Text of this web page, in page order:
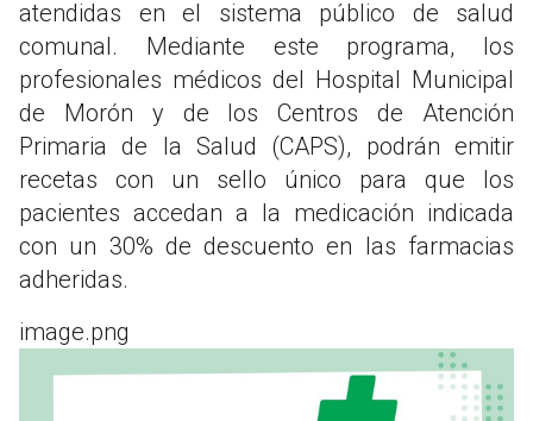
atendidas en el sistema público de salud
comunal. Mediante este programa, los
profesionales médicos del Hospital Municipal
de Morón y de los Centros de Atención
Primaria de la Salud (CAPS), podrán emitir
recetas con un sello único para que los
pacientes accedan a la medicación indicada
con un 30% de descuento en las farmacias
adheridas.
image.png